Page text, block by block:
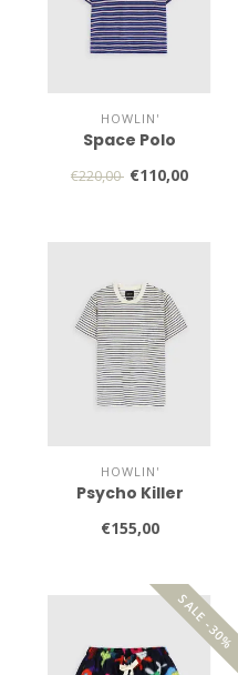
HOWLIN'
Space Polo
€220,00 €110,00
HOWLIN'
Psycho Killer
€155,00
SALE -30%